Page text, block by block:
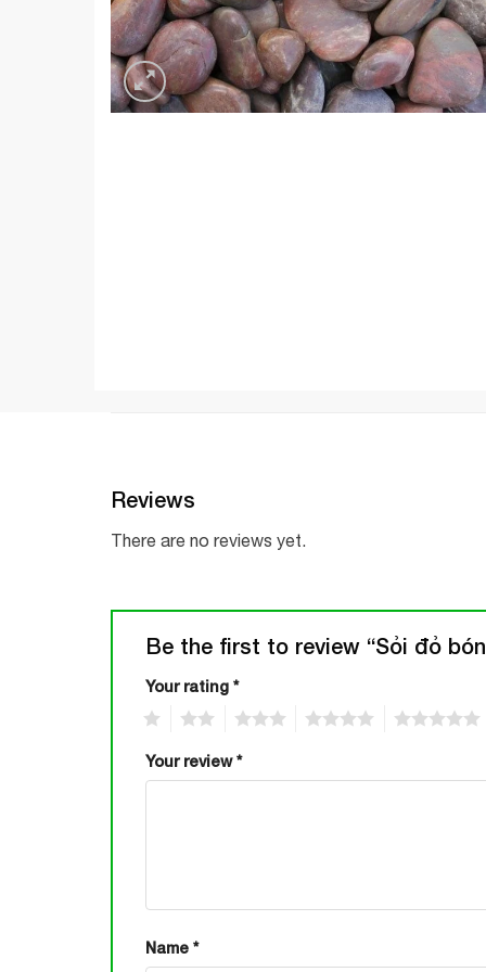
Reviews
There are no reviews yet.
Be the first to review “Sỏi đỏ
Your rating *
Your review*
Name *